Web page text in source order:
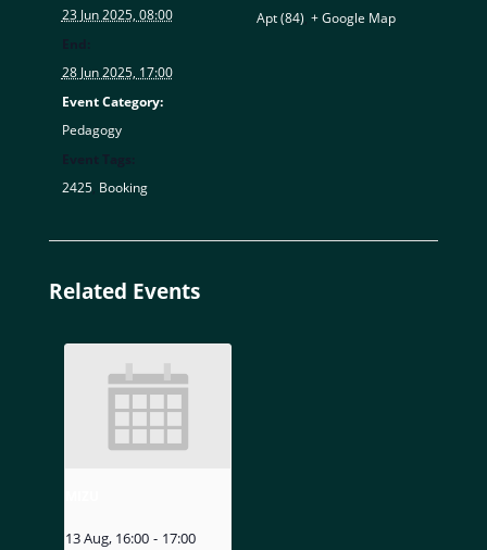
23 Jun 2025, 08:00
28 Jun 2025, 17:00
Event Category:
Pedagogy
2425, Booking
Apt (84) + Google Map
Related Events
13 Aug, 16:00 - 17:00